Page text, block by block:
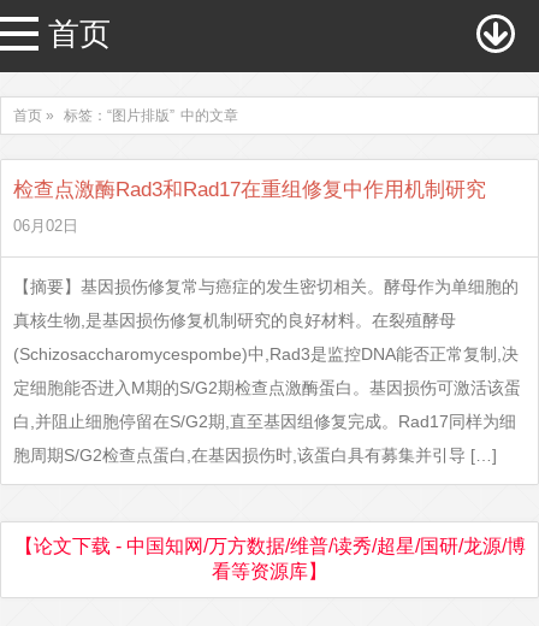
首页
首页 » 标签：“图片排版” 中的文章
检查点激酶Rad3和Rad17在重组修复中作用机制研究
06月02日
【摘要】基因损伤修复常与癌症的发生密切相关。酵母作为单细胞的
真核生物,是基因损伤修复机制研究的良好材料。在裂殖酵母
(Schizosaccharomycespombe)中,Rad3是监控DNA能否正常复制,决
定细胞能否进入M期的S/G2期检查点激酶蛋白。基因损伤可激活该蛋
白,并阻止细胞停留在S/G2期,直至基因组修复完成。Rad17同样为细
胞周期S/G2检查点蛋白,在基因损伤时,该蛋白具有募集并引导 […]
【论文下载 - 中国知网/万方数据/维普/读秀/超星/国研/龙源/博
看等资源库】